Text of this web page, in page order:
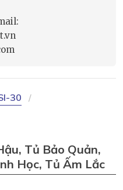
30
Tủ Bảo Quản,
Học, Tủ Ấm Lắc